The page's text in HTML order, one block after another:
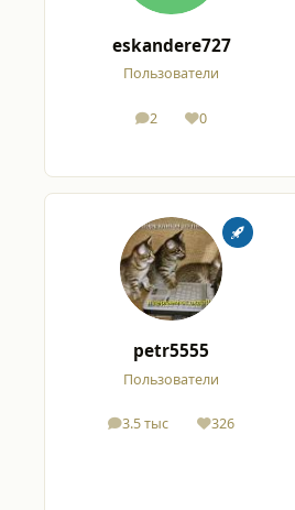
eskandere727
Пользователи
2
сообщения
0
Репутация
petr5555
Пользователи
3.5 тыс
сообщения326
Репутация